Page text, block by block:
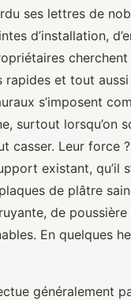
ses lettres de
d’installation,
cherchent
rapides et tout
s’imposent
surtout lorsqu’on
casser. Leur force
existant, qu’il
de plâtre
de
En quelques
généralement